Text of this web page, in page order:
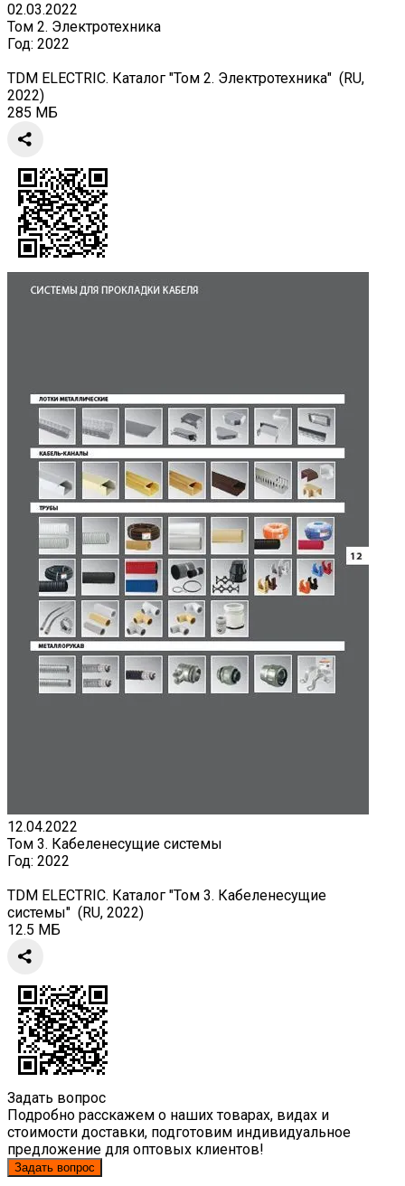
02.03.2022
Том 2. Электротехника
Год: 2022
TDM ELECTRIC. Каталог "Том 2. Электротехника" (RU,
2022)
285 МБ
12.04.2022
Том 3. Кабеленесущие системы
Год: 2022
TDM ELECTRIC. Каталог "Том 3. Кабеленесущие
системы" (RU, 2022)
12.5 МБ
Задать вопрос
Подробно расскажем о наших товарах, видах и
стоимости доставки, подготовим индивидуальное
предложение для оптовых клиентов!
Задать вопрос